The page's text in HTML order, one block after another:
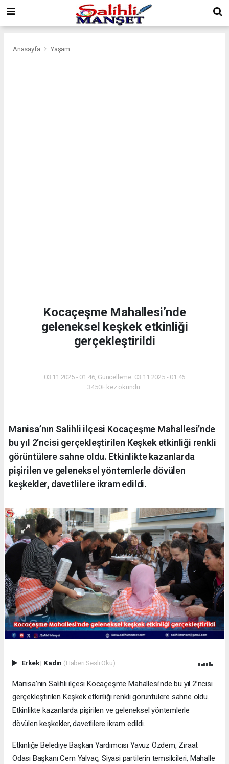
Anasayfa Yaşam
Kocaçeşme Mahallesi’nde
geleneksel keşkek etkinliği
gerçekleştirildi
03.11.2025 - 01:46, Güncelleme: 03.11.2025 - 01:46
3450+ kez okundu.
Manisa’nın Salihli ilçesi Kocaçeşme Mahallesi’nde
bu yıl 2’ncisi gerçekleştirilen Keşkek etkinliği renkli
görüntülere sahne oldu. Etkinlikte kazanlarda
pişirilen ve geleneksel yöntemlerle dövülen
keşkekler, davetlilere ikram edildi.
Erkek| Kadın (Haberi Sesli Oku)
Manisa’nın Salihli ilçesi Kocaçeşme Mahallesi’nde bu yıl 2’ncisi
gerçekleştirilen Keşkek etkinliği renkli görüntülere sahne oldu.
Etkinlikte kazanlarda pişirilen ve geleneksel yöntemlerle
dövülen keşkekler, davetlilere ikram edildi.
Etkinliğe Belediye Başkan Yardımcısı Yavuz Özdem, Ziraat
Odası Başkanı Cem Yalvaç, Siyasi partilerin temsilcileri, Mahalle